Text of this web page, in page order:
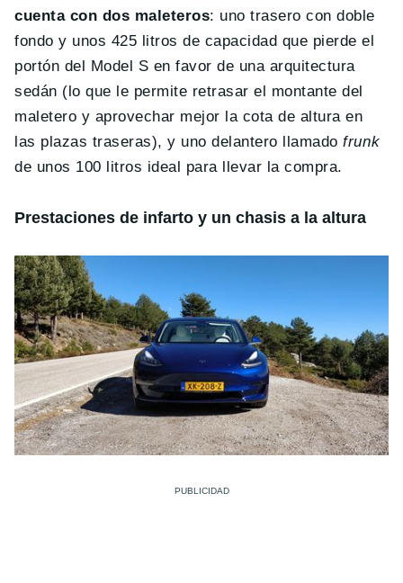
cuenta con dos maleteros: uno trasero con doble
fondo y unos 425 litros de capacidad que pierde el
portón del Model S en favor de una arquitectura
sedán (lo que le permite retrasar el montante del
maletero y aprovechar mejor la cota de altura en
las plazas traseras), y uno delantero llamadofrunk
de unos 100 litros ideal para llevar la compra.
Prestaciones de infarto y un chasis a la altura